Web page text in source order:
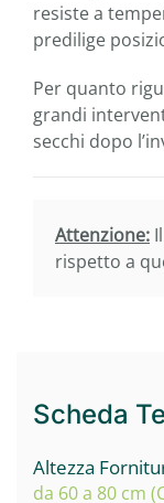
resiste a
predilige
Per quanto
grandi
secchi dopo
Attenzione:
rispetto a
Scheda
Altezza
da 60 a 80 cm